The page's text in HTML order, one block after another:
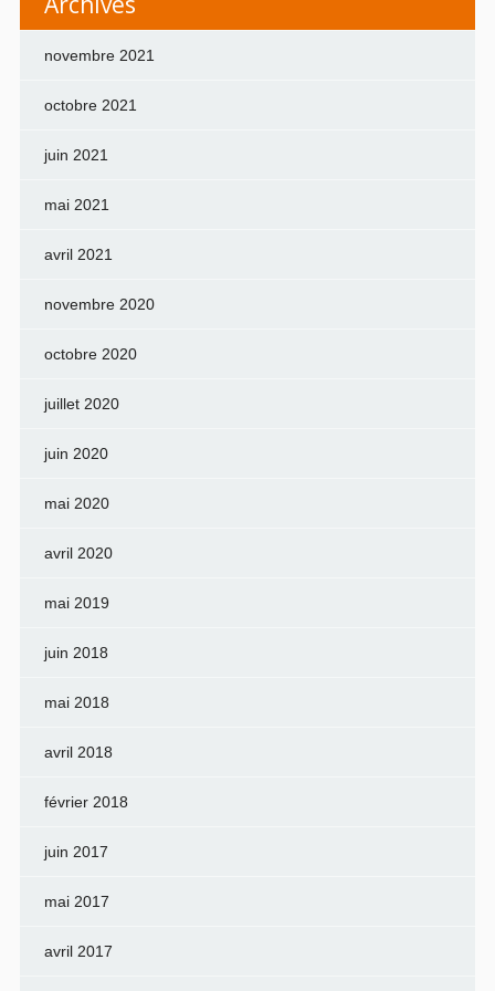
novembre 2021
octobre 2021
juin 2021
mai 2021
avril 2021
novembre 2020
octobre 2020
juillet 2020
juin 2020
mai 2020
avril 2020
mai 2019
juin 2018
mai 2018
avril 2018
février 2018
juin 2017
mai 2017
avril 2017